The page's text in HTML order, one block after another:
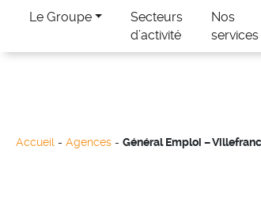
Le Groupe
Secteurs
d’activité
Nos
services
Accueil - Agences - Général Emploi –